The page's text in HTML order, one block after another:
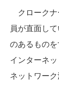
クロークナ
員が直面し
のあるもの
インターネ
ネットワー